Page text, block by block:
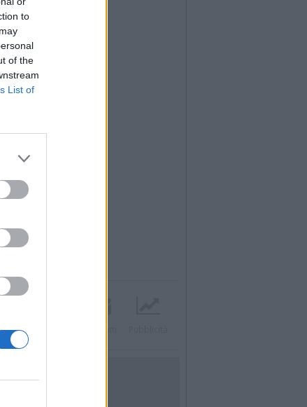
to
of the
List of